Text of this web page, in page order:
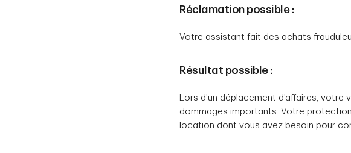
Réclamation possible :
Votre assistant fait des achats
Résultat possible :
Lors d’un déplacement d’affaires,
dommages importants. Votre
location dont vous avez besoin pour